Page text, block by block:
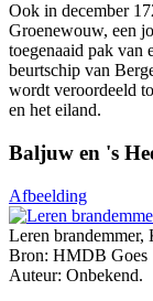
Ook in december
Groenewouw, een
toegenaaid pak van
beurtschip van
wordt veroordeeld
en het eiland.
Baljuw en 's
Afbeelding
Leren brandemmer,
Bron: HMDB Goes
Auteur: Onbekend.